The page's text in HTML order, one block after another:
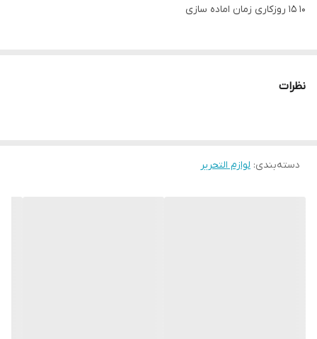
۱۰ ۱۵ روز‌کاری زمان اماده سازی
نظرات
دسته‌بندی: لوازم التحریر